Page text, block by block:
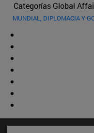
Categorías Global
MUNDIAL, DIPLOMACIA Y